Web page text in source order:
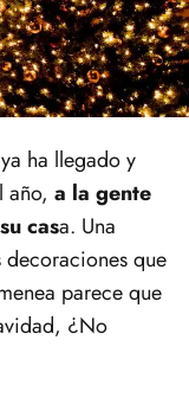
ha llegado y
año, a la gente
casa. Una
decoraciones que
parece que
¿No